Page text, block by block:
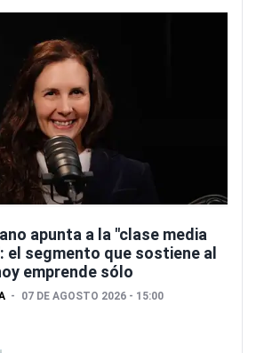
apunta a la "clase media
el segmento que sostiene al
emprende sólo
07 DE AGOSTO 2026 - 15:00